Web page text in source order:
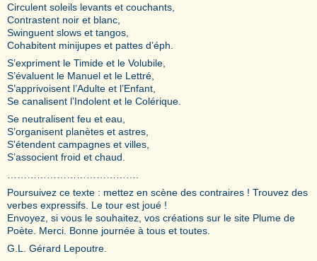
Circulent soleils levants et couchants,
Contrastent noir et blanc,
Swinguent slows et tangos,
Cohabitent minijupes et pattes d’éph.
S’expriment le Timide et le Volubile,
S’évaluent le Manuel et le Lettré,
S’apprivoisent l’Adulte et l’Enfant,
Se canalisent l’Indolent et le Colérique.
Se neutralisent feu et eau,
S’organisent planètes et astres,
S’étendent campagnes et villes,
S’associent froid et chaud.
Poursuivez ce texte : mettez en scène des contraires ! Trouvez des
verbes expressifs. Le tour est joué !
Envoyez, si vous le souhaitez, vos créations sur le site Plume de
Poète. Merci. Bonne journée à tous et toutes.
G.L. Gérard Lepoutre.